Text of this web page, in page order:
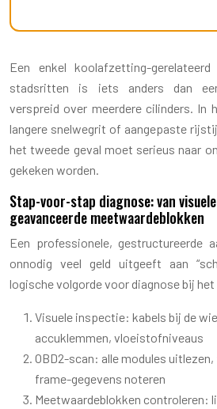
Een enkel koolafzetting-
stadsritten is iets anders dan
verspreid over meerdere cilinders. In
langere snelwegrit of aangepaste
het tweede geval moet serieus naar
gekeken worden.
Stap-voor-stap diagnose: van
geavanceerde meetwaardeblokken
Een professionele, gestructureerde
onnodig veel geld uitgeeft aan
logische volgorde voor diagnose bij
Visuele inspectie: kabels bij de
accuklemmen, vloeistofniveaus
OBD2-scan: alle modules
frame-gegevens noteren
Meetwaardeblokken controleren: